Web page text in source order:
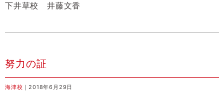
下井草校 井藤文香
努力の証
海津校 ｜2018年6月29日